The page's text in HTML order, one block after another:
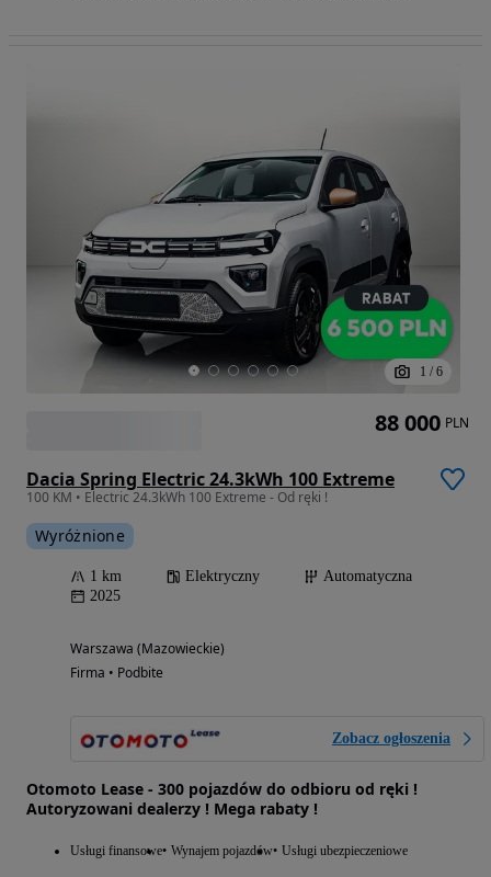
1 / 6
Dacia Spring Electric 24.3kWh 100 Extreme
100 KM • Electric 24.3kWh 100 Extreme - Od ręki !
Wyróżnione
1 km Elektryczny
Automatyczna
2025
Warszawa (Mazowieckie)
Firma • Podbite
Zobacz ogłoszenia
Otomoto Lease - 300 pojazdów do odbioru od ręki !
Autoryzowani dealerzy ! Mega rabaty !
Usługi finansowe Wynajem pojazdów Usługi ubezpieczeniowe
88 000 PLN